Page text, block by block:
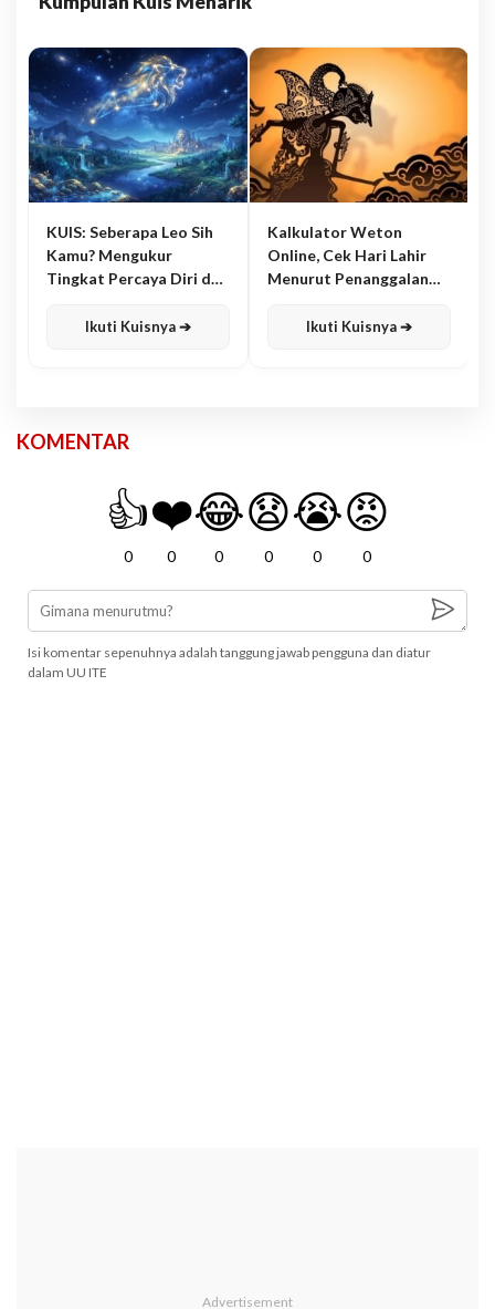
KUIS: Seberapa Leo Sih
Kamu? Mengukur
Tingkat Percaya Diri dan
Ikuti Kuisnya ➔
Kalkulator Weton
Online, Cek Hari Lahir
Menurut Penanggalan
Ikuti Kuisnya ➔
KOMENTAR
👍
0
❤️
0
😂
0
😧
0
😭
0
😡
0
Isi komentar sepenuhnya adalah tanggung jawab pengguna dan diatur
dalam UU ITE